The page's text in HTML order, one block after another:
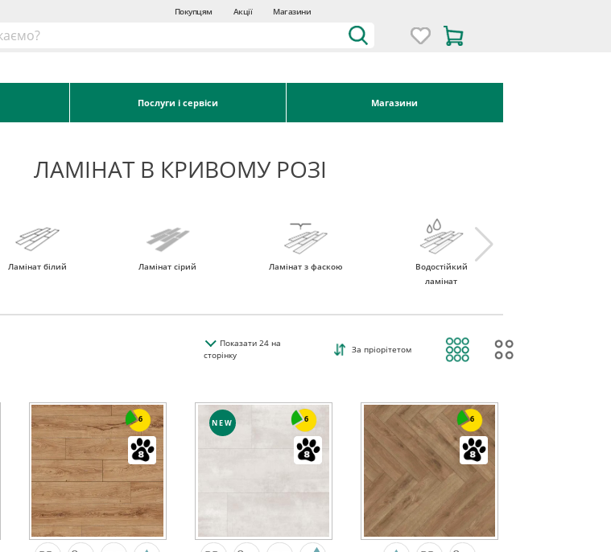
Покупцям Акції Магазини
Послуги і сервіси Магазини
ЛАМІНАТ В КРИВОМУ РОЗІ
Ламінат білий Ламінат сірий Ламінат з фаскою
Водостійкий
ламінат
Показати24на
сторінку
За пріорітетом
6 NEW 6 6